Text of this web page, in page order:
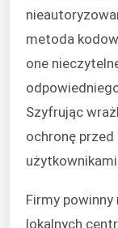
metoda
one
Szyfrując
ochronę przed
Firmy
lokalnych